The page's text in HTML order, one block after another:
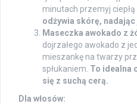
minutach przemyj ciepłą
odżywia skórę,
Maseczka awokado z
dojrzałego awokado z
mieszankę na twarzy
spłukaniem. To idealna
się z suchą cerą.
Dla włosów: